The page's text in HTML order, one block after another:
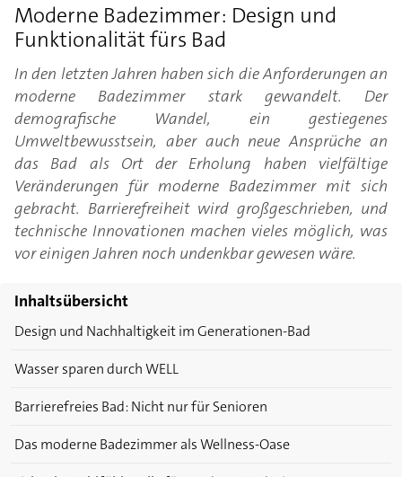
Moderne Badezimmer: Design und
Funktionalität fürs Bad
In den letzten Jahren haben sich die Anforderungen an
moderne Badezimmer stark gewandelt. Der
demografische Wandel, ein gestiegenes
Umweltbewusstsein, aber auch neue Ansprüche an
das Bad als Ort der Erholung haben vielfältige
Veränderungen für moderne Badezimmer mit sich
gebracht. Barrierefreiheit wird großgeschrieben, und
technische Innovationen machen vieles möglich, was
vor einigen Jahren noch undenkbar gewesen wäre.
Inhaltsübersicht
Design und Nachhaltigkeit im Generationen-Bad
Wasser sparen durch WELL
Barrierefreies Bad: Nicht nur für Senioren
Das moderne Badezimmer als Wellness-Oase